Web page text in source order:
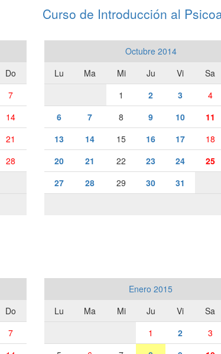
Curso de Introducción al
Do
7
14
21
28
Octubre 2014
Lu
Ma Mi Ju Vi Sa
1
2 3 4
6
7 8 9 10 11
13
14 15 16 17 18
20
21 22 23 24 25
27
28 29 30 31
Do
7
Enero 2015
Lu
Ma Mi Ju Vi Sa
1
2 3